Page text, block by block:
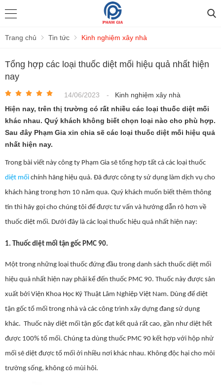
Trang chủ Tin tức Kinh nghiệm xây nhà
Tổng hợp các loại thuốc diệt mối hiệu quả nhất hiện
nay
14/06/2023 -
Kinh nghiệm xây nhà
Hiện nay, trên thị trường có rất nhiều các loại thuốc diệt mối
khác nhau. Quý khách không biết chọn loại nào cho phù hợp.
Sau đây Phạm Gia xin chia sẽ các loại thuốc diệt mối hiệu quả
nhất hiện nay.
Trong bài viết này công ty Phạm Gia sẽ tổng hợp tất cả các loại thuốc
diệt mối chính hãng hiệu quả. Đã được công ty sử dụng làm dịch vụ cho
khách hàng trong hơn 10 năm qua. Quý khách muốn biết thêm thông
tin thì hãy gọi cho chúng tôi để được tư vấn và hướng dẫn rõ hơn về
thuốc diệt mối. Dưới đây là các loại thuốc hiệu quả nhất hiện nay:
1. Thuốc diệt mối tận gốc PMC 90.
Một trong những loại thuốc đứng đầu trong danh sách thuốc diệt mối
hiệu quả nhất hiện nay phải kể đến thuốc PMC 90. Thuốc này được sản
xuất bởi Viện Khoa Học Kỹ Thuật Lâm Nghiệp Việt Nam. Dùng để diệt
tận gốc tổ mối trong nhà và các công trình xây dựng đang sử dụng
khác. Thuốc này diệt mối tận gốc đạt kết quả rất cao, gần như diệt hết
được 100% tổ mối. Chúng ta dùng thuốc PMC 90 kết hợp với hộp nhử
mối sẽ diệt được tổ mối ởi nhiều nơi khác nhau. Không độc hại cho môi
trường sống, không có mùi hôi.